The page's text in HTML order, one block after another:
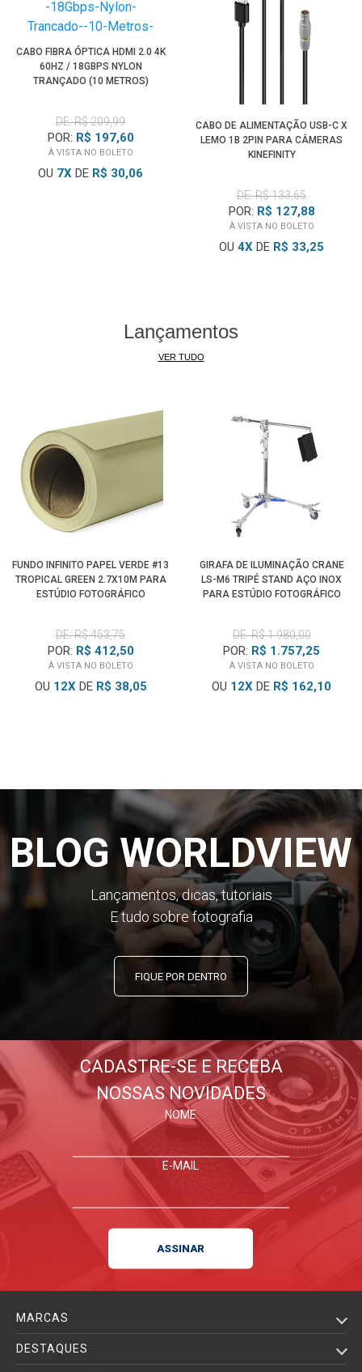
CABO FIBRA ÓPTICA HDMI 2.0 4K
60HZ / 18GBPS NYLON
TRANÇADO (10 METROS)
DE: R$ 209,99
POR: R$ 197,60
À VISTA NO BOLETO
OU 7X DE R$ 30,06
CABO DE ALIMENTAÇÃO USB-C X
LEMO 1B 2PIN PARA CÂMERAS
KINEFINITY
DE: R$ 133,65
POR: R$ 127,88
À VISTA NO BOLETO
OU 4X DE R$ 33,25
Lançamentos
VER TUDO
FUNDO INFINITO PAPEL VERDE #13
TROPICAL GREEN 2.7X10M PARA
ESTÚDIO FOTOGRÁFICO
DE: R$ 453,75
POR: R$ 412,50
À VISTA NO BOLETO
OU 12XDE R$ 38,05
GIRAFA DE ILUMINAÇÃO CRANE
LS-M6 TRIPÉ STAND AÇO INOX
PARA ESTÚDIO FOTOGRÁFICO
DE: R$ 1.980,00
POR: R$ 1.757,25
À VISTA NO BOLETO
OU 12X DE R$ 162,10
BLOG WORLDVIEW
Lançamentos, dicas, tutoriais
E tudo sobre fotografia
FIQUE POR DENTRO
CADASTRE-SE E RECEBA
NOSSAS NOVIDADES
NOME
E-MAIL
MARCAS
DESTAQUES